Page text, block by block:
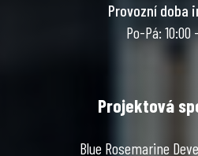
Provozní doba
Po-Pá: 10:00
Projektová
Blue Rosemarine